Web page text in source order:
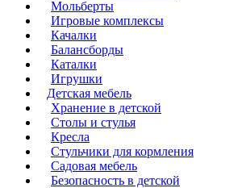
Мольберты
Игровые комплексы
Качалки
Балансборды
Каталки
Игрушки
Детская мебель
Хранение в детской
Столы и стулья
Кресла
Стульчики для кормления
Садовая мебель
Безопасность в детской